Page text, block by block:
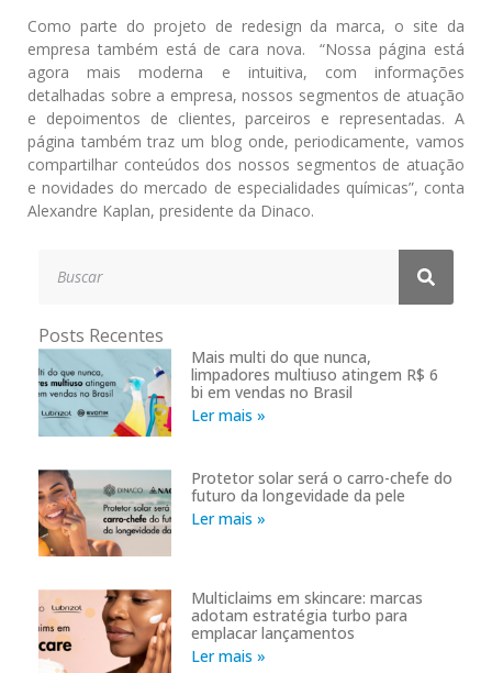
Como parte do projeto de redesign da marca, o site da
empresa também está de cara nova. “Nossa página está
agora mais moderna e intuitiva, com informações
detalhadas sobre a empresa, nossos segmentos de atuação
e depoimentos de clientes, parceiros e representadas. A
página também traz um blog onde, periodicamente, vamos
compartilhar conteúdos dos nossos segmentos de atuação
e novidades do mercado de especialidades químicas”, conta
Alexandre Kaplan, presidente da Dinaco.
Posts Recentes
Mais multi do que nunca,
limpadores multiuso atingem R$ 6
bi em vendas no Brasil
Ler mais »
Protetor solar será o carro-chefe do
futuro da longevidade da pele
Ler mais »
Multiclaims em skincare: marcas
adotam estratégia turbo para
emplacar lançamentos
Ler mais »